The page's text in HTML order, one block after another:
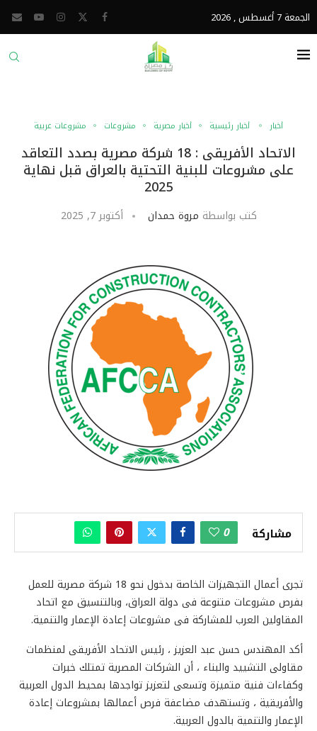
الجمعة 7 أغسطس , 2026
أخبار أخبار رئيسية أخبار مصرية مشروعات مشروعات عربية
الاتحاد الأفريقى : 18 شركة مصرية بصدد التعاقد
على مشروعات للبنية التحتية بالعراق قبل نهاية
2025
كتب بواسطة مروة حمدان أكتوبر 7, 2025
مشاركة 0
تجرى أعمال التجهيزات الخاصة بدخول نحو 18 شركة مصرية للعمل
بفرص مشروعات متنوعة فى دولة العراق، وبالتنسيق مع اتحاد
المقاولين العرب للمشاركة فى مشروعات إعادة الإعمار والتنمية.
أكد المهندس حسن عبد العزيز ، رئيس الاتحاد الأفريقى لمنظمات
مقاولى التشييد والبناء ، أن الشركات المصرية تمتلك خبرات
وكفاءات فنية متميزة وتسعى لتعزيز تواجدها بمحيط الدول العربية
والأفريقية ، وتستهدف مضاعفة فرص أعمالها بمشروعات إعادة
الإعمار والتنمية بالدول العربية.